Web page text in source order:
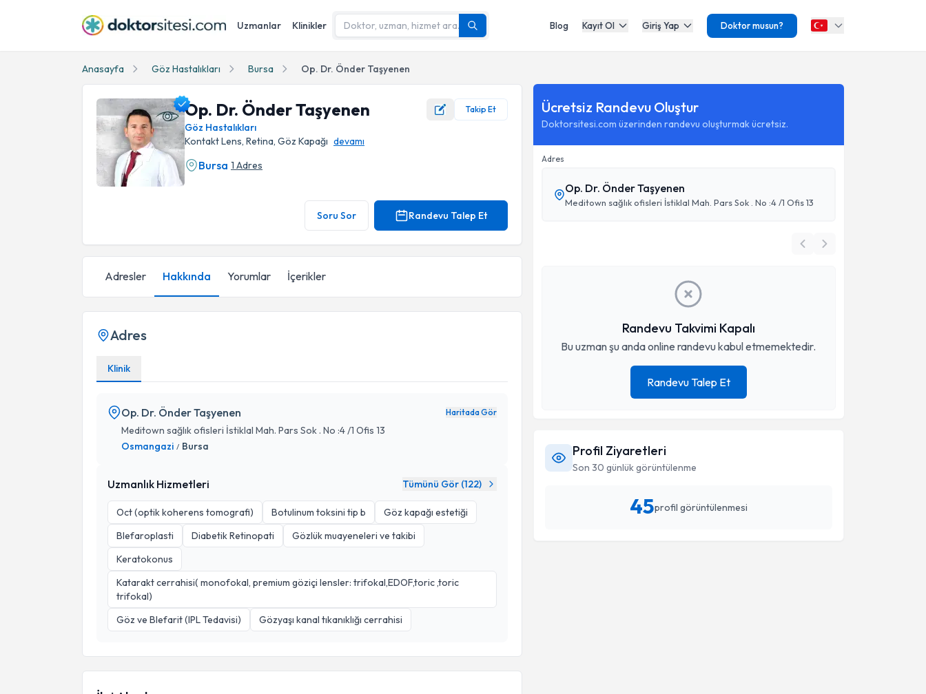
Uzmanlar Klinikler Blog Kayıt Ol Giriş Yap Doktor musun?
Anasayfa Göz Hastalıkları Bursa Op. Dr. Önder Taşyenen
Op. Dr. Önder Taşyenen Takip Et
Göz Hastalıkları
Kontakt Lens, Retina, Göz Kapağı devamı
Bursa 1 Adres
Soru Sor Randevu Talep Et
Adresler Hakkında Yorumlar İçerikler
Adres
Klinik
Op. Dr. Önder Taşyenen Haritada Gör
Meditown sağlık ofisleri İstiklal Mah. Pars Sok . No :4 /1 Ofis 13
Osmangazi / Bursa
Uzmanlık Hizmetleri Tümünü Gör (122)
Oct (optik koherens tomografi) Botulinum toksini tip b
Göz kapağı estetiği
Blefaroplasti
Diabetik Retinopati
Gözlük muayeneleri ve takibi
Keratokonus
Katarakt cerrahisi( monofokal, premium göziçi lensler: trifokal,EDOF,toric ,toric
trifokal)
Göz ve Blefarit (IPL Tedavisi)
Gözyaşı kanal tıkanıklığı cerrahisi
Ücretsiz Randevu Oluştur
Doktorsitesi.com üzerinden randevu oluşturmak ücretsiz.
Adres
Op. Dr. Önder Taşyenen
Meditown sağlık ofisleri İstiklal Mah. Pars Sok . No :4 /1 Ofis 13
Randevu Takvimi Kapalı
Bu uzman şu anda online randevu kabul etmemektedir.
Randevu Talep Et
Profil Ziyaretleri
Son 30 günlük görüntülenme
45profil görüntülenmesi